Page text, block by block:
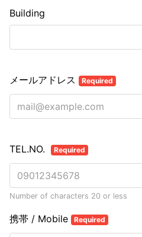
Building
メールアドレス Required
TEL.NO. Required
Number of characters 20 or less
携帯 / Mobile Required